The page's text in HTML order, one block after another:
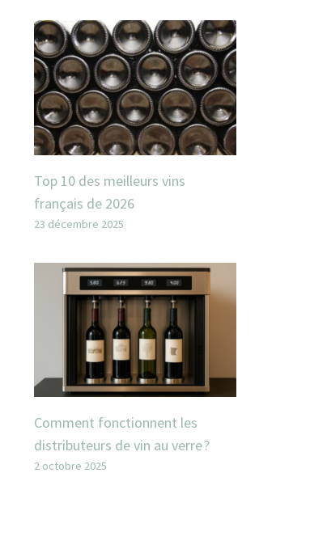
Top 10 des meilleurs vins
français de 2026
23 décembre 2025
Comment fonctionnent les
distributeurs de vin au verre ?
2 octobre 2025